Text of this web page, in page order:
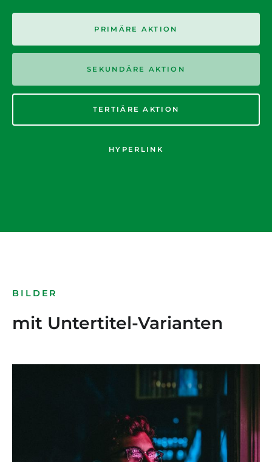
PRIMÄRE AKTION
SEKUNDÄRE AKTION
TERTIÄRE AKTION
HYPERLINK
BILDER
mit Untertitel-Varianten